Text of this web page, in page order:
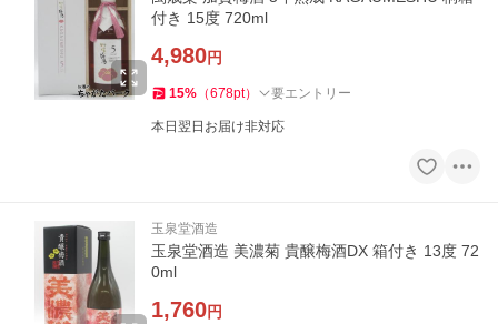
付き 15度 720ml
4,980円
15% （678pt） 要エントリー
本日翌日お届け非対応
玉泉堂酒造
玉泉堂酒造 美濃菊 貴醸梅酒DX 箱付き 13度 72
0ml
1,760円